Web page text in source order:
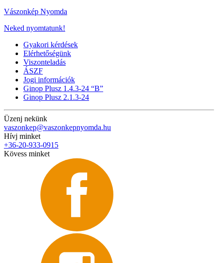
Vászonkép Nyomda
Neked nyomtatunk!
Gyakori kérdések
Elérhetőségünk
Viszonteladás
ÁSZF
Jogi információk
Ginop Plusz 1.4.3-24 “B”
Ginop Plusz 2.1.3-24
Üzenj nekünk
vaszonkep@vaszonkepnyomda.hu
Hívj minket
+36-20-933-0915
Kövess minket